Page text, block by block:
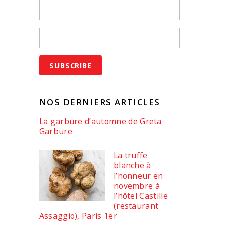
NOS DERNIERS ARTICLES
La garbure d’automne de Greta
Garbure
La truffe
blanche à
l’honneur en
novembre à
l’hôtel Castille
(restaurant
Assaggio), Paris 1er